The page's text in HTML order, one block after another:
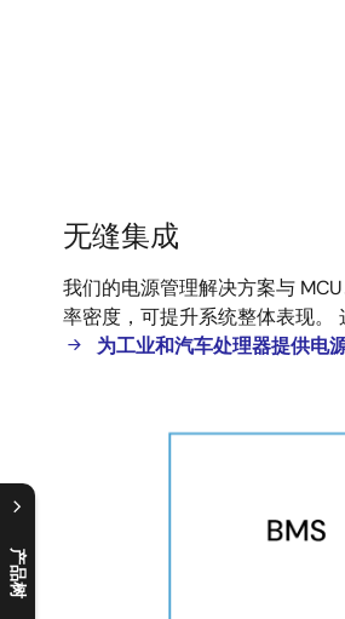
产品树
C
l
o
s
e
p
r
o
d
u
c
t
t
r
e
e
m
e
n
O
p
e
n
p
r
o
d
u
c
t
t
r
e
e
m
e
n
缝
集
无缝集成
我们的电源管理解决方案与
率密度，可提升系统整体表现。
为工业和汽车处理器提供电